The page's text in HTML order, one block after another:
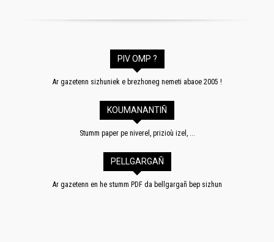
PIV OMP ?
Ar gazetenn sizhuniek e brezhoneg nemeti abaoe 2005 !
KOUMANANTIÑ
Stumm paper pe niverel, prizioù izel, ...
PELLGARGAÑ
Ar gazetenn en he stumm PDF da bellgargañ bep sizhun